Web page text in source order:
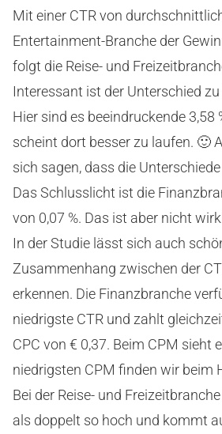
Mit einer CTR von
Entertainment-Branche der
folgt die Reise- und
Interessant ist der Unterschied
Hier sind es beeindruckende 3,58
scheint dort besser zu laufen. 🙂
sich sagen, dass die
Das Schlusslicht ist die
von 0,07 %. Das ist aber nicht
In der Studie lässt sich auch
Zusammenhang zwischen der
erkennen. Die Finanzbranche
niedrigste CTR und zahlt
CPC von € 0,37. Beim CPM sieht
niedrigsten CPM finden wir beim
Bei der Reise- und
als doppelt so hoch und kommt